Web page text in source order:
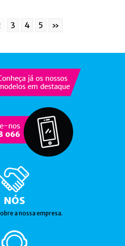
3 4 5 »
NÓS
a nossa empresa.